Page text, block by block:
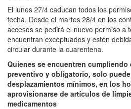
El lunes 27/4 caducan todos los
fecha. Desde el martes 28/4 en los
accesos se pedirá el nuevo permiso a
encuentran exceptuados y estén
circular durante la cuarentena.
Quienes se encuentren
preventivo y obligatorio, solo
desplazamientos mínimos, en los
aprovisionarse de artículos de
medicamentos